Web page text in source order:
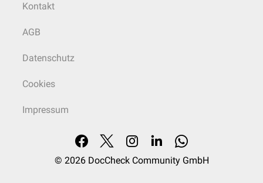
Kontakt
AGB
Datenschutz
Cookies
Impressum
© 2026 DocCheck Community GmbH